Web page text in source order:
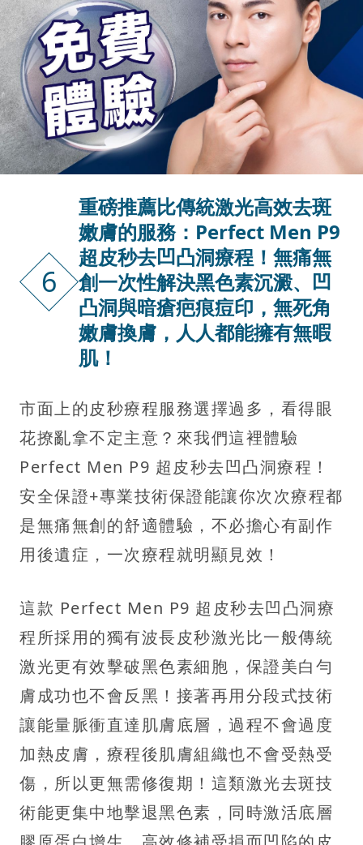
6
重磅推薦比傳統激光高效去斑
嫩膚的服務：Perfect Men P9
超皮秒去凹凸洞療程！無痛無
創一次性解決黑色素沉澱、凹
凸洞與暗瘡疤痕痘印，無死角
嫩膚換膚，人人都能擁有無暇
肌！
市面上的皮秒療程服務選擇過多，看得眼
花撩亂拿不定主意？來我們這裡體驗
Perfect Men P9 超皮秒去凹凸洞療程！
安全保證+專業技術保證能讓你次次療程都
是無痛無創的舒適體驗，不必擔心有副作
用後遺症，一次療程就明顯見效！
這款 Perfect Men P9 超皮秒去凹凸洞療
程所採用的獨有波長皮秒激光比一般傳統
激光更有效擊破黑色素細胞，保證美白勻
膚成功也不會反黑！接著再用分段式技術
讓能量脈衝直達肌膚底層，過程不會過度
加熱皮膚，療程後肌膚組織也不會受熱受
傷，所以更無需修復期！這類激光去斑技
術能更集中地擊退黑色素，同時激活底層